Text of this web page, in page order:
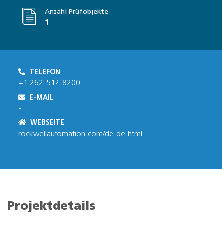
Anzahl Prüfobjekte
1
TELEFON
+1 262-512-8200
E-MAIL
-
WEBSEITE
rockwellautomation.com/de-de.html
Projektdetails